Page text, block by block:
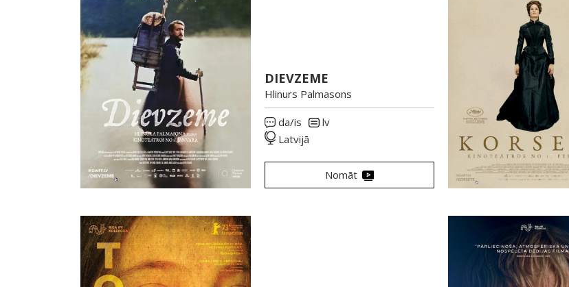
DIEVZEME
Hlinurs Palmasons
da/is
lv
Latvijā
Nomāt